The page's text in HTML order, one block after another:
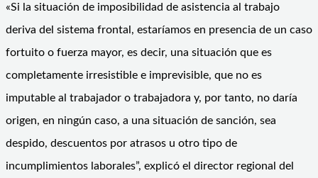
«Si la situación de imposibilidad de asistencia al trabajo
deriva del sistema frontal, estaríamos en presencia de un caso
fortuito o fuerza mayor, es decir, una situación que es
completamente irresistible e imprevisible, que no es
imputable al trabajador o trabajadora y, por tanto, no daría
origen, en ningún caso, a una situación de sanción, sea
despido, descuentos por atrasos u otro tipo de
incumplimientos laborales”, explicó el director regional del